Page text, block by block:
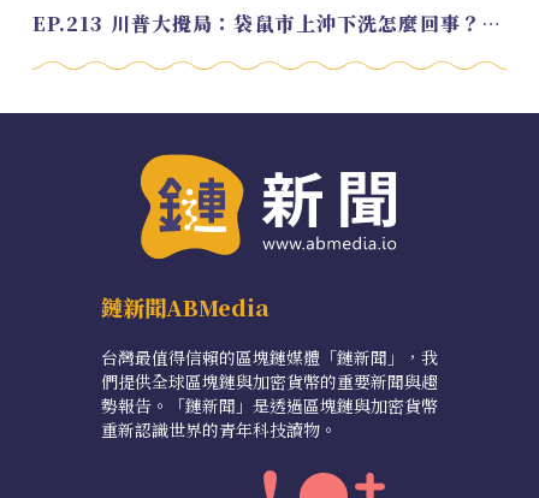
EP.213 川普大攪局：袋鼠市上沖下洗怎麼回事？feat. Alvin
鏈新聞ABMedia
台灣最值得信賴的區塊鏈媒體「鏈新聞」，我
們提供全球區塊鏈與加密貨幣的重要新聞與趨
勢報告。「鏈新聞」是透過區塊鏈與加密貨幣
重新認識世界的青年科技讀物。